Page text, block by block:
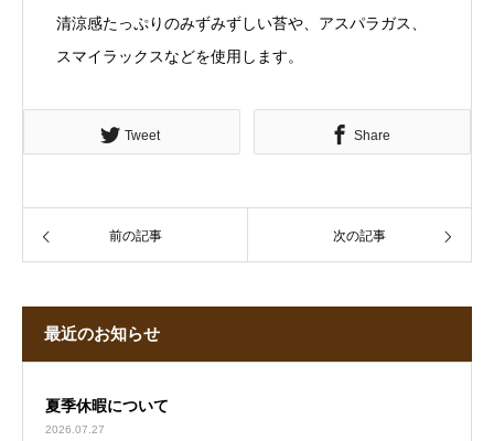
清涼感たっぷりのみずみずしい苔や、アスパラガス、
スマイラックスなどを使用します。
Tweet Share
前の記事 次の記事
最近のお知らせ
夏季休暇について
2026.07.27